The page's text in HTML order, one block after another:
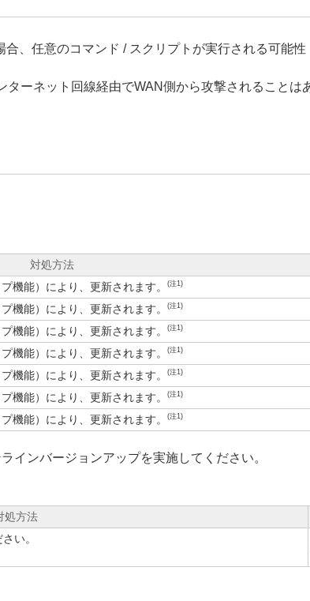
、任意のコマンド / スクリプトが実行される可能性
ターネット回線経由でWAN側から攻撃されることは
対処方法
機能）により、更新されます。 (注1)
機能）により、更新されます。 (注1)
機能）により、更新されます。 (注1)
機能）により、更新されます。 (注1)
機能）により、更新されます。 (注1)
機能）により、更新されます。 (注1)
機能）により、更新されます。 (注1)
インバージョンアップを実施してください。
処方法
い。